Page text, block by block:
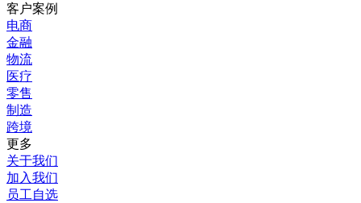
客户案例
电商
金融
物流
医疗
零售
制造
跨境
更多
关于我们
加入我们
员工自选